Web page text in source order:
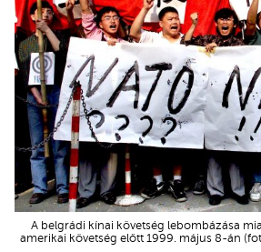
A belgrádi kínai követség lebombázása
amerikai követség előtt 1999. május 8-án